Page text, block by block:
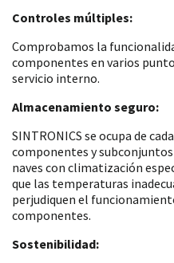
Controles múltiples:
Comprobamos la
componentes en varios
servicio interno.
Almacenamiento seguro:
SINTRONICS se ocupa de
componentes y
naves con climatización
que las temperaturas
perjudiquen el
componentes.
Sostenibilidad: